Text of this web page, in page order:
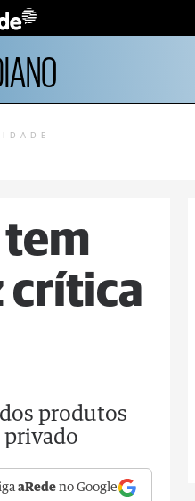
crítica
produtos
privado
aRede no Google